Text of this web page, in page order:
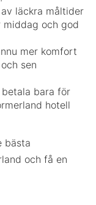
läckra måltider
middag och god
mer komfort
sen
bara för
hotell
bästa
och få en